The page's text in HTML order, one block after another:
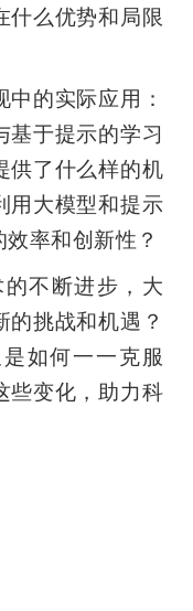
什么优势和局限
的实际应用：
基于提示的学习
供了什么样的机
用大模型和提示
率和创新性？
不断进步，大
挑战和机遇？
如何一一克服
些变化，助力科